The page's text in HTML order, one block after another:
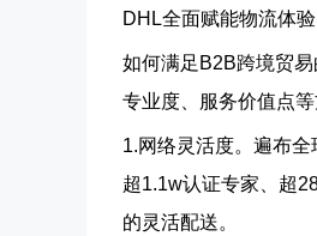
DHL全面赋能物流体
如何满足B2B跨境贸
专业度、服务价值点等
1.网络灵活度。 遍布全
超1.1w认证专家、超
的灵活配送。